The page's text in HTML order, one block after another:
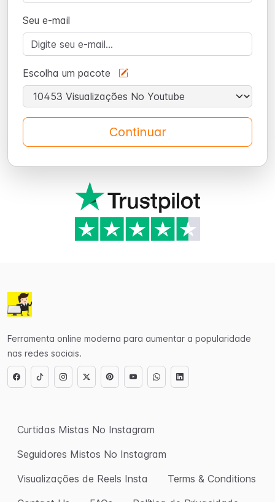
Seu e-mail
Escolha um pacote
Continuar
Ferramenta online moderna para aumentar a popularidade
nas redes sociais.
Curtidas Mistas No Instagram
Seguidores Mistos No Instagram
Visualizações de Reels Insta
Terms & Conditions